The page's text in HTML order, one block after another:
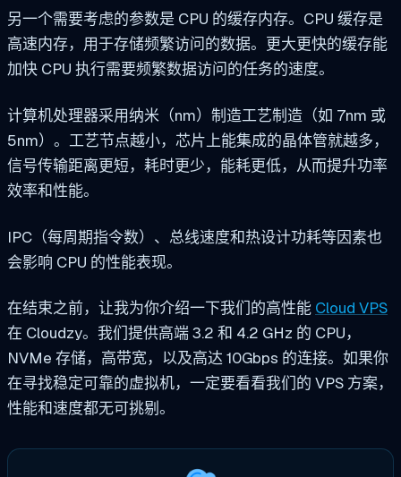
另一个需要考虑的参数是 CPU 的缓存内存。CPU 缓存是
高速内存，用于存储频繁访问的数据。更大更快的缓存能
加快 CPU 执行需要频繁数据访问的任务的速度。
计算机处理器采用纳米（nm）制造工艺制造（如 7nm 或
5nm）。工艺节点越小，芯片上能集成的晶体管就越多，
信号传输距离更短，耗时更少，能耗更低，从而提升功率
效率和性能。
IPC（每周期指令数）、总线速度和热设计功耗等因素也
会影响 CPU 的性能表现。
在结束之前，让我为你介绍一下我们的高性能 Cloud VPS
在 Cloudzy。我们提供高端 3.2 和 4.2 GHz 的 CPU，
NVMe 存储，高带宽，以及高达 10Gbps 的连接。如果你
在寻找稳定可靠的虚拟机，一定要看看我们的 VPS 方案，
性能和速度都无可挑剔。